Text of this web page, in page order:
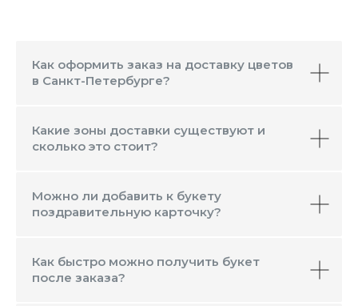
Как оформить заказ на доставку цветов
в Санкт-Петербурге?
Какие зоны доставки существуют и
сколько это стоит?
Можно ли добавить к букету
поздравительную карточку?
Как быстро можно получить букет
после заказа?